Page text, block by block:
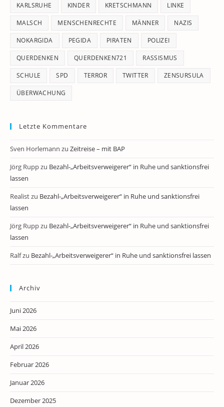
KARLSRUHE KINDER KRETSCHMANN LINKE
MALSCH MENSCHENRECHTE MÄNNER NAZIS
NOKARGIDA PEGIDA PIRATEN POLIZEI
QUERDENKEN QUERDENKEN721 RASSISMUS
SCHULE SPD TERROR TWITTER ZENSURSULA
ÜBERWACHUNG
Letzte Kommentare
Sven Horlemann zu Zeitreise – mit BAP
Jörg Ruppzu Bezahl-„Arbeitsverweigerer“ in Ruhe und sanktionsfrei
lassen
Realistzu Bezahl-„Arbeitsverweigerer“ in Ruhe und sanktionsfrei
lassen
Jörg Ruppzu Bezahl-„Arbeitsverweigerer“ in Ruhe und sanktionsfrei
lassen
Ralfzu Bezahl-„Arbeitsverweigerer“ in Ruhe und sanktionsfrei lassen
Archiv
Juni 2026
Mai 2026
April 2026
Februar 2026
Januar 2026
Dezember 2025